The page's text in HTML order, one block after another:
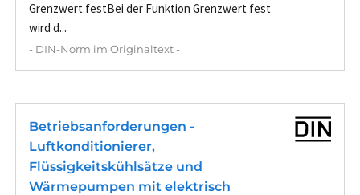
Grenzwert festBei der Funktion Grenzwert fest
wird d...
- DIN-Norm im Originaltext -
Betriebsanforderungen -
Luftkonditionierer,
Flüssigkeitskühlsätze und
Wärmepumpen mit elektrisch